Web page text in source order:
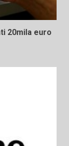
20mila euro